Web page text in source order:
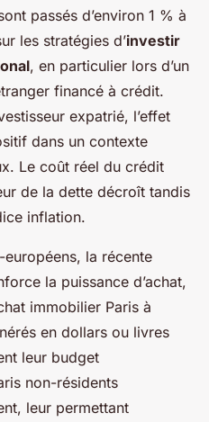
passés d’environ 1 % à
les stratégies d’investir
, en particulier lors d’un
financé à crédit.
expatrié, l’effet
dans un contexte
Le coût réel du crédit
de la dette décroît tandis
inflation.
la récente
la puissance d’achat,
immobilier Paris à
en dollars ou livres
leur budget
non-résidents
leur permettant